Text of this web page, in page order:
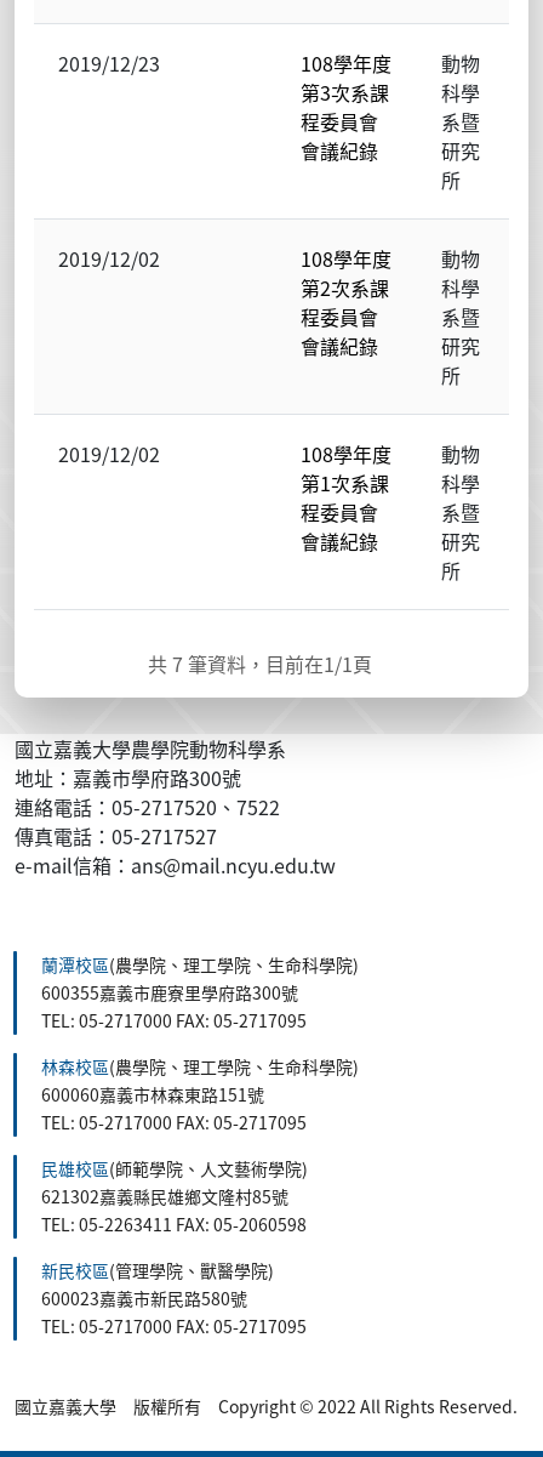
2019/12/23
108學年度
第3次系課
程委員會
會議紀錄
動物
科學
系暨
研究
所
2019/12/02
108學年度
第2次系課
程委員會
會議紀錄
動物
科學
系暨
研究
所
2019/12/02
108學年度
第1次系課
程委員會
會議紀錄
動物
科學
系暨
研究
所
共7 筆資料，目前在1/1頁
國立嘉義大學農學院動物科學系
地址：嘉義市學府路300號
連絡電話：05-2717520、7522
傳真電話：05-2717527
e-mail信箱：ans@mail.ncyu.edu.tw
蘭潭校區(農學院、理工學院、生命科學院)
600355嘉義市鹿寮里學府路300號
TEL: 05-2717000 FAX: 05-2717095
林森校區(農學院、理工學院、生命科學院)
600060嘉義市林森東路151號
TEL: 05-2717000 FAX: 05-2717095
民雄校區(師範學院、人文藝術學院)
621302嘉義縣民雄鄉文隆村85號
TEL: 05-2263411 FAX: 05-2060598
新民校區(管理學院、獸醫學院)
600023嘉義市新民路580號
TEL: 05-2717000 FAX: 05-2717095
國立嘉義大學 版權所有 Copyright © 2022 All Rights Reserved.